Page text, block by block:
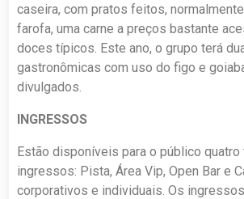
caseira, com pratos feitos,
farofa, uma carne a preços bastante
doces típicos. Este ano, o grupo terá
gastronômicas com uso do figo e
divulgados.
INGRESSOS
Estão disponíveis para o público
ingressos: Pista, Área Vip, Open Bar e
corporativos e individuais. Os